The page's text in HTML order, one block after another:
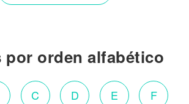
orden alfabético
C D E F